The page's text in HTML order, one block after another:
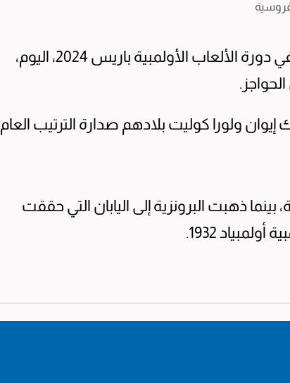
حققت بريطانيا الميدالية الذهبية الأولى لها في دورة الألعاب الأولمبية باريس 2024، اليوم،
إيوان ولورا كوليت بلادهم صدارة الترتيب العام
بينما ذهبت البرونزية إلى اليابان التي حققت
1932.